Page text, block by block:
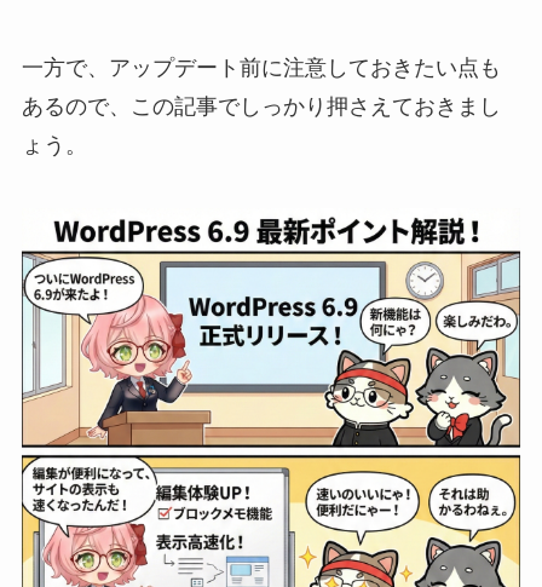
一方で、アップデート前に注意しておきたい点も
あるので、この記事でしっかり押さえておきまし
ょう。